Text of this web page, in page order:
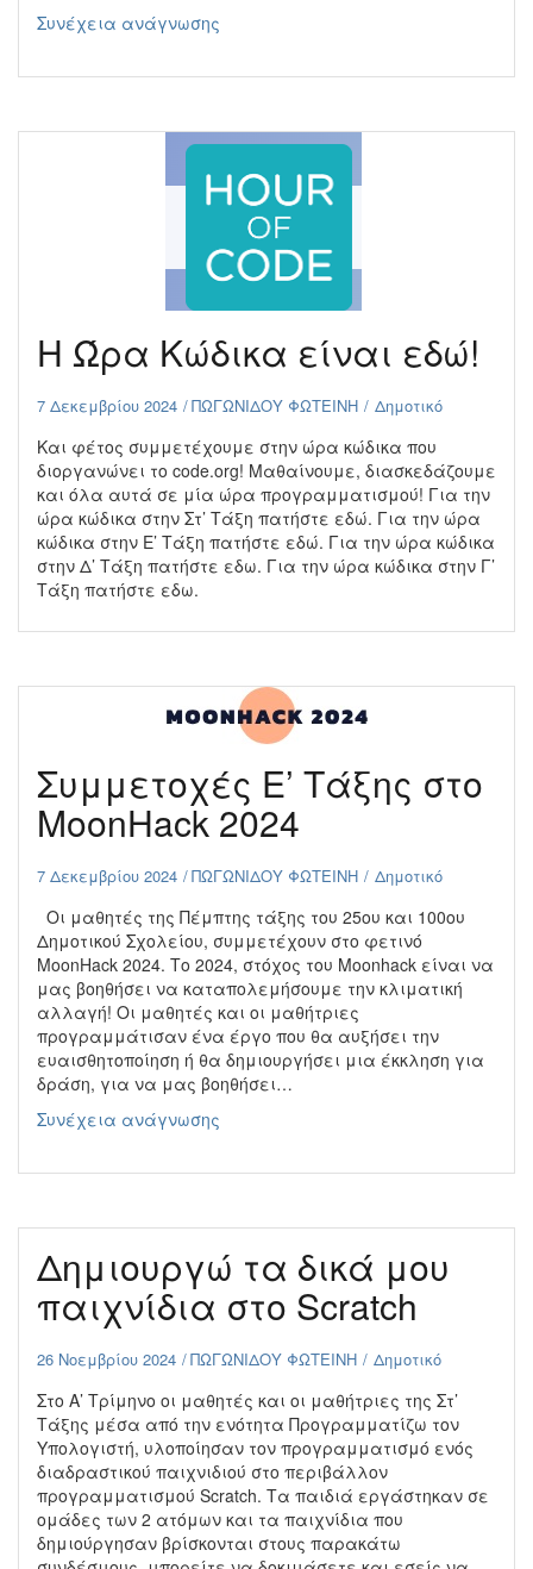
Συνέχεια ανάγνωσης
με
Προγραμματισμό!
Η Ώρα Κώδικα είναι εδώ!
7 Δεκεμβρίου 2024 ΠΩΓΩΝΙΔΟΥ ΦΩΤΕΙΝΗ Δημοτικό
Και φέτος συμμετέχουμε στην ώρα κώδικα που
διοργανώνει το code.org! Μαθαίνουμε, διασκεδάζουμε
και όλα αυτά σε μία ώρα προγραμματισμού! Για την
ώρα κώδικα στην Στ’ Τάξη πατήστε εδώ. Για την ώρα
κώδικα στην Ε’ Τάξη πατήστε εδώ. Για την ώρα κώδικα
στην Δ’ Τάξη πατήστε εδω. Για την ώρα κώδικα στην Γ’
Τάξη πατήστε εδω.
Συμμετοχές Ε’ Τάξης στο
MoonHack 2024
7 Δεκεμβρίου 2024 ΠΩΓΩΝΙΔΟΥ ΦΩΤΕΙΝΗ Δημοτικό
Οι μαθητές της Πέμπτης τάξης του 25ου και 100ου
Δημοτικού Σχολείου, συμμετέχουν στο φετινό
MoonHack 2024. Το 2024, στόχος του Moonhack είναι να
μας βοηθήσει να καταπολεμήσουμε την κλιματική
αλλαγή! Οι μαθητές και οι μαθήτριες
προγραμμάτισαν ένα έργο που θα αυξήσει την
ευαισθητοποίηση ή θα δημιουργήσει μια έκκληση για
δράση, για να μας βοηθήσει…
Συνέχεια ανάγνωσης
Δημιουργώ τα δικά μου
παιχνίδια στο Scratch
26 Νοεμβρίου 2024 ΠΩΓΩΝΙΔΟΥ ΦΩΤΕΙΝΗ Δημοτικό
Στο Α’ Τρίμηνο οι μαθητές και οι μαθήτριες της Στ’
Τάξης μέσα από την ενότητα Προγραμματίζω τον
Υπολογιστή, υλοποίησαν τον προγραμματισμό ενός
διαδραστικού παιχνιδιού στο περιβάλλον
προγραμματισμού Scratch. Τα παιδιά εργάστηκαν σε
ομάδες των 2 ατόμων και τα παιχνίδια που
δημιούργησαν βρίσκονται στους παρακάτω